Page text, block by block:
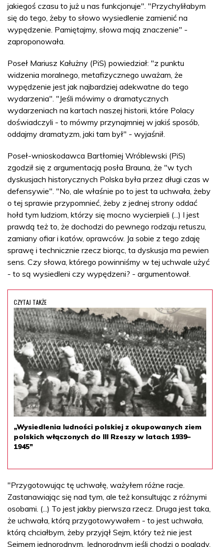
jakiegoś czasu to już u nas funkcjonuje". "Przychyliłabym
się do tego, żeby to słowo wysiedlenie zamienić na
wypędzenie. Pamiętajmy, słowa mają znaczenie" -
zaproponowała.
Poseł Mariusz Kałużny (PiS) powiedział: "z punktu
widzenia moralnego, metafizycznego uważam, że
wypędzenie jest jak najbardziej adekwatne do tego
wydarzenia". "Jeśli mówimy o dramatycznych
wydarzeniach na kartach naszej historii, które Polacy
doświadczyli - to mówmy przynajmniej w jakiś sposób,
oddajmy dramatyzm, jaki tam był" - wyjaśnił.
Poseł-wnioskodawca Bartłomiej Wróblewski (PiS)
zgodził się z argumentacją posła Brauna, że "w tych
dyskusjach historycznych Polska była przez długi czas w
defensywie". "No, ale właśnie po to jest ta uchwała, żeby
o tej sprawie przypomnieć, żeby z jednej strony oddać
hołd tym ludziom, którzy się mocno wycierpieli (...) I jest
prawdą też to, że dochodzi do pewnego rodzaju retuszu,
zamiany ofiar i katów, oprawców. Ja sobie z tego zdaję
sprawę i technicznie rzecz biorąc, ta dyskusja ma pewien
sens. Czy słowa, którego powinniśmy w tej uchwale użyć
- to są wysiedleni czy wypędzeni? - argumentował.
CZYTAJ TAKŻE
„Wysiedlenia ludności polskiej z okupowanych ziem
polskich włączonych do III Rzeszy w latach 1939–
1945”
"Przygotowując tę uchwałę, ważyłem różne racje.
Zastanawiając się nad tym, ale też konsultując z różnymi
osobami. (...) To jest jakby pierwsza rzecz. Druga jest taka,
że uchwała, którą przygotowywałem - to jest uchwała,
którą chciałbym, żeby przyjął Sejm, który też nie jest
Sejmem jednorodnym. Jednorodnym jeśli chodzi o poglądy.